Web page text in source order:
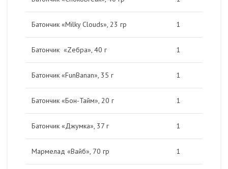
Батончик «Milky Clouds», 23 гр 1
Батончик «Zебра», 40 г 1
Батончик «FunBanan», 35 г 1
Батончик «Бон-Тайм», 20 г 1
Батончик «Джумка», 37 г 1
Мармелад «Вайб», 70 гр 1